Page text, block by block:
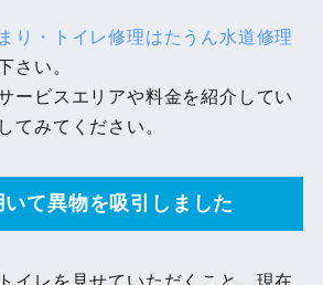
り・トイレ修理はたうん水道修理
さい。
ービスエリアや料金を紹介してい
てみてください。
て異物を吸引しました